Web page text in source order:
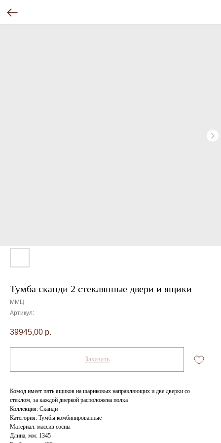
Тумба сканди 2 стеклянные двери и ящики
ММЦ
Артикул:
39945,00 р.
Заказать
Комод имеет пять ящиков на шариковых направляющих и две дверки со
стеклом, за каждой дверкой расположена полка
Коллекция: Сканди
Категория: Тумбы комбинированные
Материал: массив сосны
Длина, мм: 1345